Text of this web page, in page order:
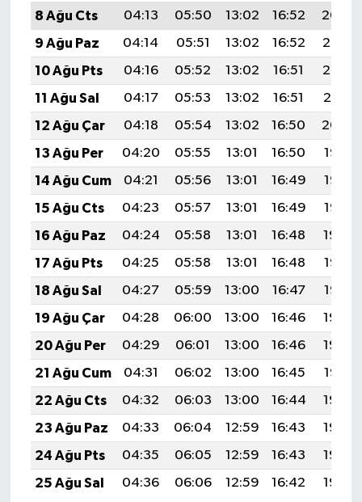
8 Ağu Cts
04:13 05:50 13:02 16:52
20:04
9 Ağu Paz
04:14 05:51 13:02 16:52
20:03
10 Ağu Pts
04:16 05:52 13:02 16:51
20:02
11 Ağu Sal
04:17 05:53 13:02 16:51
20:01
12 Ağu Çar
04:18 05:54 13:02 16:50
20:00
13 Ağu Per
04:20 05:55 13:01 16:50
19:58
14 Ağu Cum
04:21 05:56 13:01 16:49
19:57
15 Ağu Cts
04:23 05:57 13:01 16:49
19:56
16 Ağu Paz
04:24 05:58 13:01 16:48
19:54
17 Ağu Pts
04:25 05:58 13:01 16:48
19:53
18 Ağu Sal
04:27 05:59 13:00 16:47
19:52
19 Ağu Çar
04:28 06:00 13:00 16:46
19:50
20 Ağu Per
04:29 06:01 13:00 16:46
19:49
21 Ağu Cum
04:31 06:02 13:00 16:45
19:47
22 Ağu Cts
04:32 06:03 13:00 16:44
19:46
23 Ağu Paz
04:33 06:04 12:59 16:43
19:45
24 Ağu Pts
04:35 06:05 12:59 16:43
19:43
25 Ağu Sal
04:36 06:06 12:59 16:42 19:42